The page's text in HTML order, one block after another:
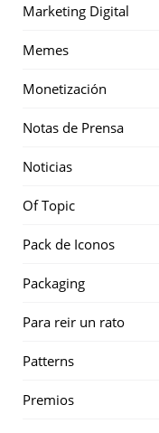
Marketing Digital
Memes
Monetización
Notas de Prensa
Noticias
Of Topic
Pack de Iconos
Packaging
Para reir un rato
Patterns
Premios